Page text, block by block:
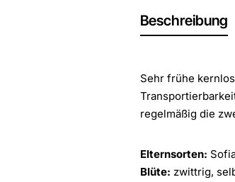
Beschreibung
Sehr frühe
regelmäßig die
Elternsorten:
Blüte: zwittrig,